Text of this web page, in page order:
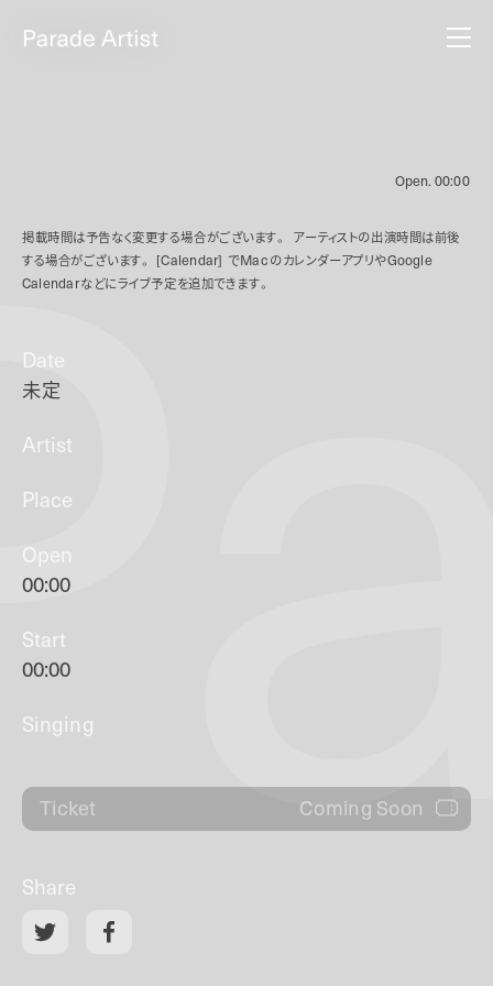
Open. 00:00
掲載時間は予告なく変更する場合がございます。
アーティストの出演時間は前後
する場合がございます。
[Calendar] でMacのカレンダーアプリやGoogle
Calendarなどにライブ予定を追加できます。
Date
未定
Artist
Place
Open
00:00
Start
00:00
Singing
Ticket Coming Soon
Share